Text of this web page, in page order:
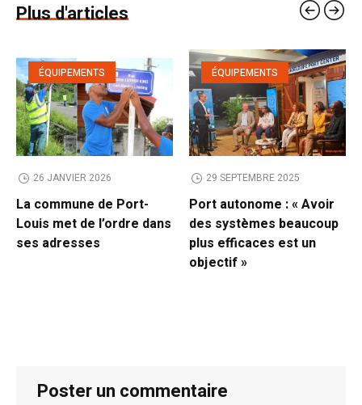
Plus d'articles
ÉQUIPEMENTS
26 JANVIER 2026
La commune de Port-
Louis met de l’ordre dans
ses adresses
ÉQUIPEMENTS
29 SEPTEMBRE 2025
Port autonome : « Avoir
des systèmes beaucoup
plus efficaces est un
objectif »
Poster un commentaire